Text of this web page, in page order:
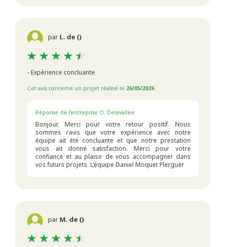
par L. de ()
- Expérience concluante
Cet avis concerne un projet réalisé le 26/05/2026
Réponse de l'entreprise O. Delavallee
Bonjour, Merci pour votre retour positif. Nous
sommes ravis que votre expérience avec notre
équipe ait été concluante et que notre prestation
vous ait donné satisfaction. Merci pour votre
confiance et au plaisir de vous accompagner dans
vos futurs projets. L'équipe Daniel Moquet Plerguer
par M. de ()